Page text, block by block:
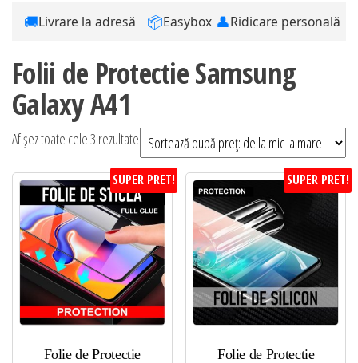
🚚Livrare la adresă 📦Easybox 👤Ridicare personală
Folii de Protectie Samsung
Galaxy A41
Afișez toate cele 3 rezultate Sortat
după
preț:
de
la
mic
la
mare
SUPER PRET!
Folie de Protectie
SUPER PRET!
Folie de Protectie